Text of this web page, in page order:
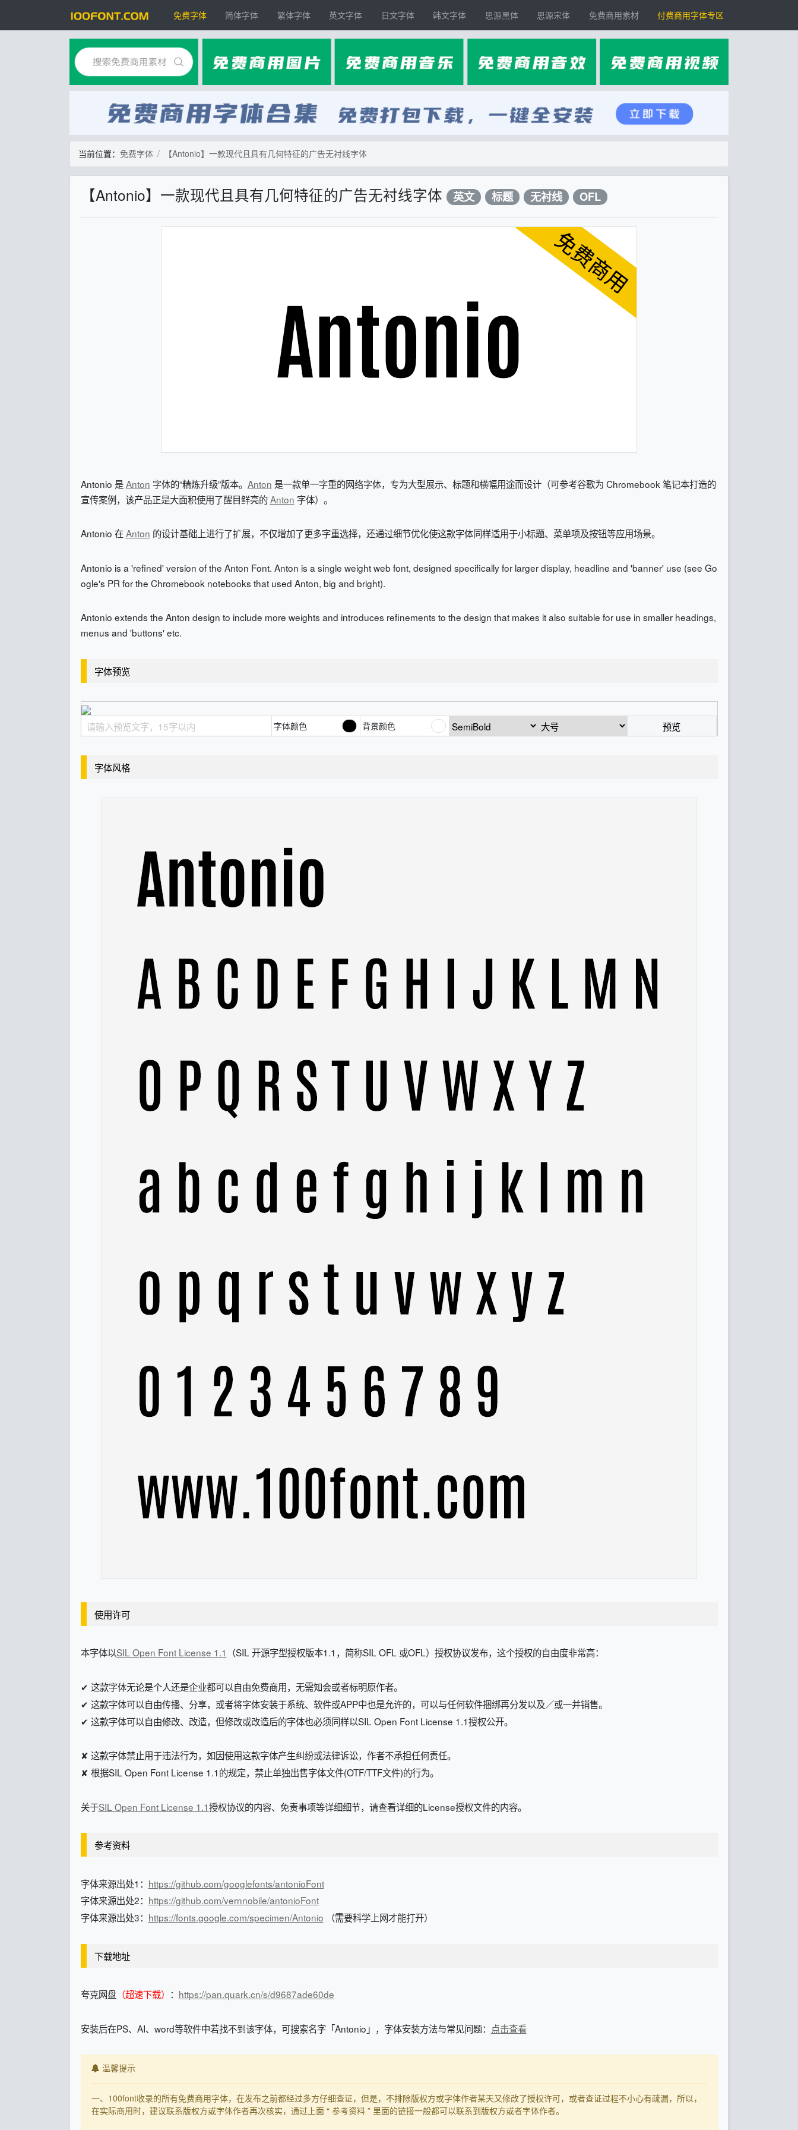
免费字体 简体字体 繁体字体 英文字体 日文字体 韩文字体 思源黑体 思源宋体 免费商用素材 付费商用字体专区
当前位置： 免费字体 【Antonio】一款现代且具有几何特征的广告无衬线字体
【Antonio】一款现代且具有几何特征的广告无衬线字体 英文 标题 无衬线 OFL
Antonio 是Anton 字体的“精炼升级”版本。 Anton 是一款单一字重的网络字体，专为大型展示、标题和横幅用途而设计（可参考谷歌为 Chromebook 笔记本打造的
宣传案例，该产品正是大面积使用了醒目鲜亮的Anton 字体）。
Antonio 在Anton 的设计基础上进行了扩展，不仅增加了更多字重选择，还通过细节优化使这款字体同样适用于小标题、菜单项及按钮等应用场景。
Antonio is a 'refined' version of the Anton Font. Anton is a single weight web font, designed specifically for larger display, headline and 'banner' use (see Go
ogle's PR for the Chromebook notebooks that used Anton, big and bright).
Antonio extends the Anton design to include more weights and introduces refinements to the design that makes it also suitable for use in smaller headings,
menus and 'buttons' etc.
字体预览
字体颜色 背景颜色 预览
字体风格
使用许可
本字体以SIL Open Font License 1.1 （SIL 开源字型授权版本1.1，简称SIL OFL 或OFL）授权协议发布，这个授权的自由度非常高：
✔ 这款字体无论是个人还是企业都可以自由免费商用，无需知会或者标明原作者。
✔ 这款字体可以自由传播、分享，或者将字体安装于系统、软件或APP中也是允许的，可以与任何软件捆绑再分发以及／或一并销售。
✔ 这款字体可以自由修改、改造，但修改或改造后的字体也必须同样以SIL Open Font License 1.1授权公开。
✘ 这款字体禁止用于违法行为，如因使用这款字体产生纠纷或法律诉讼，作者不承担任何责任。
✘ 根据SIL Open Font License 1.1的规定，禁止单独出售字体文件(OTF/TTF文件)的行为。
关于SIL Open Font License 1.1授权协议的内容、免责事项等详细细节，请查看详细的License授权文件的内容。
参考资料
字体来源出处1： https://github.com/googlefonts/antonioFont
字体来源出处2： https://github.com/vernnobile/antonioFont
字体来源出处3： https://fonts.google.com/specimen/Antonio （需要科学上网才能打开）
下载地址
夸克网盘（超速下载） ： https://pan.quark.cn/s/d9687ade60de
安装后在PS、AI、word等软件中若找不到该字体，可搜索名字「Antonio」，字体安装方法与常见问题： 点击查看
温馨提示
一、100font收录的所有免费商用字体，在发布之前都经过多方仔细查证，但是，不排除版权方或字体作者某天又修改了授权许可，或者查证过程不小心有疏漏，所以，
在实际商用时，建议联系版权方或字体作者再次核实，通过上面 “ 参考资料 ” 里面的链接一般都可以联系到版权方或者字体作者。